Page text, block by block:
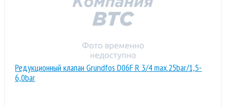
Редукционный клапан Grundfos D06F R 3/4 max.25bar/1,5-
6,0bar